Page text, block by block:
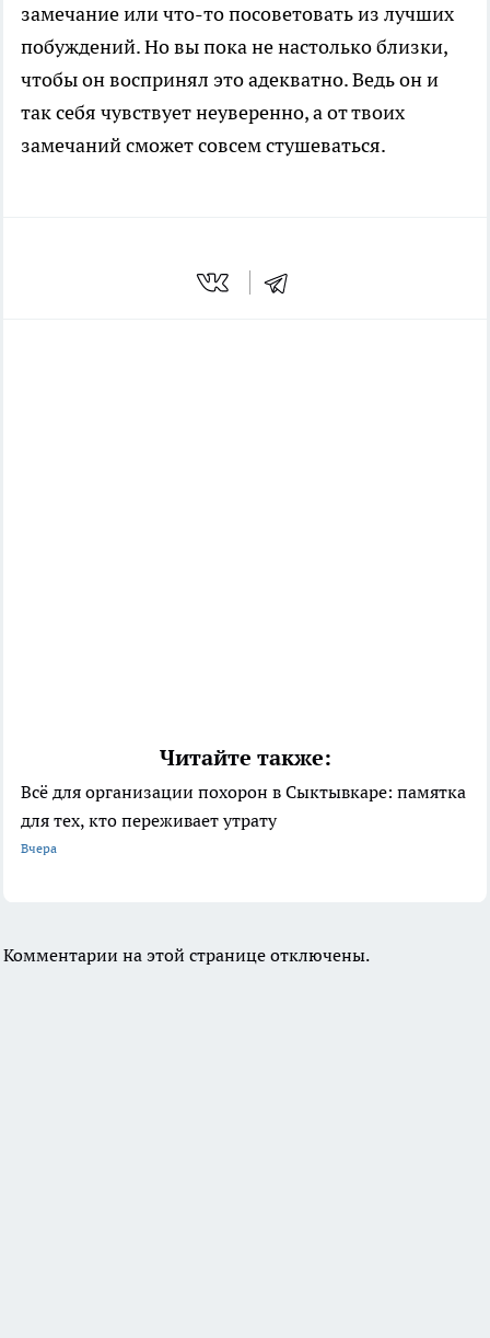
замечание или что-то посоветовать из лучших
побуждений. Но вы пока не настолько близки,
чтобы он воспринял это адекватно. Ведь он и
так себя чувствует неуверенно, а от твоих
замечаний сможет совсем стушеваться.
Читайте также:
Всё для организации похорон в Сыктывкаре: памятка
для тех, кто переживает утрату
Вчера
Комментарии на этой странице отключены.